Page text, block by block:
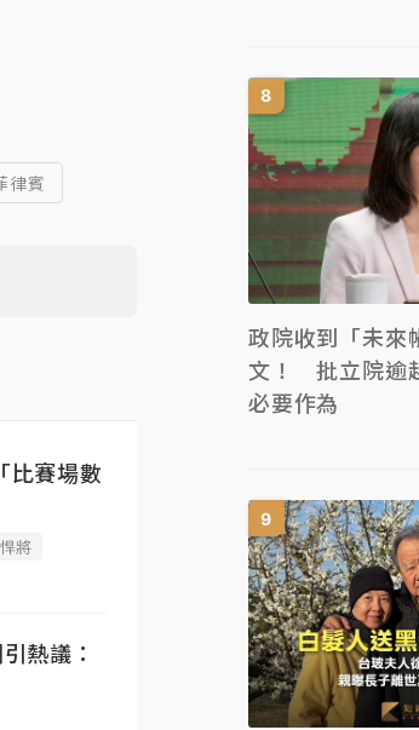
律賓
比賽場數
將
熱議：
政院收到「未來
文！ 批立院逾
必要作為